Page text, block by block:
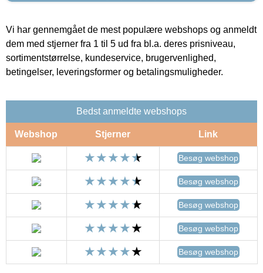
Vi har gennemgået de mest populære webshops og anmeldt
dem med stjerner fra 1 til 5 ud fra bl.a. deres prisniveau,
sortimentstørrelse, kundeservice, brugervenlighed,
betingelser, leveringsformer og betalingsmuligheder.
Bedst anmeldte webshops
Webshop Stjerner Link
Besøg webshop
Besøg webshop
Besøg webshop
Besøg webshop
Besøg webshop